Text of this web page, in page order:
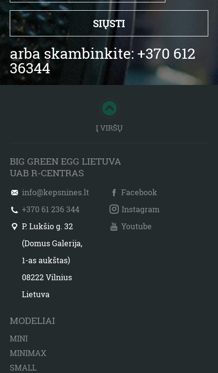
arba skambinkite: +370 612
36344
Į VIRŠŲ
BIG GREEN EGG LIETUVA
UAB R-CENTRAS
info@kepsnines.lt
+370 61 236 344
P. Lukšio g. 32
(Domus Galerija,
1-as aukštas)
08222 Vilnius
Lietuva
Facebook
Instagram
Youtube
MODELIAI
MINI
MINIMAX
SMALL